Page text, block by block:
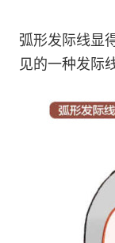
弧形发际线显
见的一种发际线